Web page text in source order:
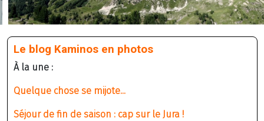
Le blog Kaminos en photos
À la une :
Quelque chose se mijote...
Séjour de fin de saison : cap sur le Jura !